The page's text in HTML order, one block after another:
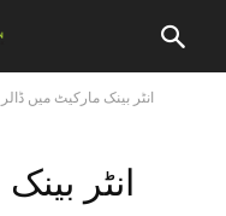
انٹر بینک مارکیٹ میں ڈالر 73 پیسے سستا ہو گیا